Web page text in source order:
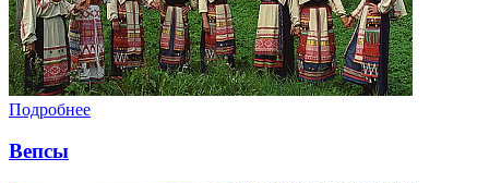
Подробнее
Вепсы